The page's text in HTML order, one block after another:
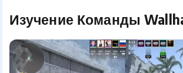
Изучение Команды